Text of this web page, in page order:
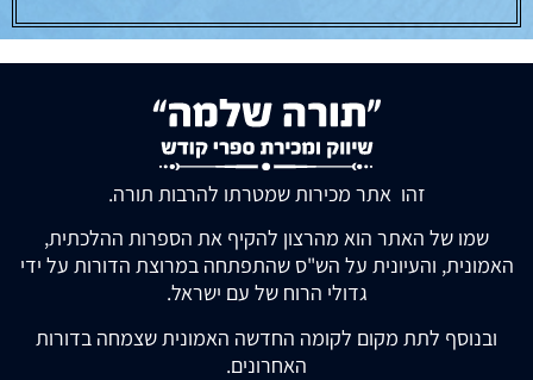
זהו אתר מכירות שמטרתו להרבות תורה.
שמו של האתר הוא מהרצון להקיף את הספרות ההלכתית,
האמונית, והעיונית על הש"ס שהתפתחה במרוצת הדורות על ידי
גדולי הרוח של עם ישראל.
ובנוסף לתת מקום לקומה החדשה האמונית שצמחה בדורות
האחרונים.